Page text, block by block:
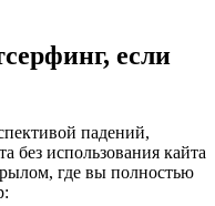
если
падений,
без использования кайта
где вы полностью